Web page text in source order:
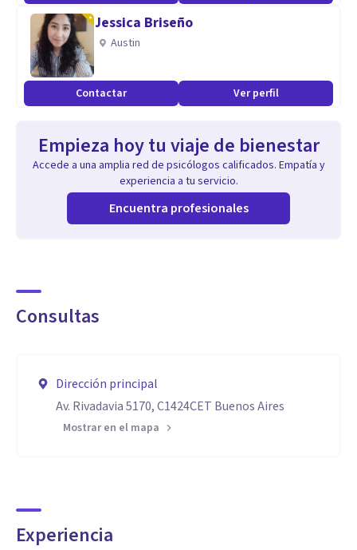
Jessica Briseño
Austin
Contactar Ver perfil
Empieza hoy tu viaje de bienestar
Accede a una amplia red de psicólogos calificados. Empatía y
experiencia a tu servicio.
Encuentra profesionales
Consultas
Dirección principal
Av. Rivadavia 5170, C1424CET Buenos Aires
Mostrar en el mapa
Experiencia